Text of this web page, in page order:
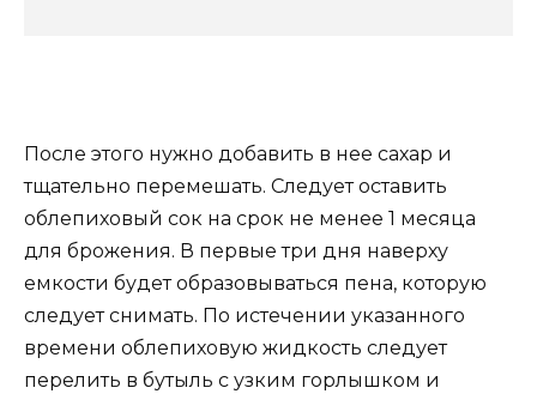
После этого нужно добавить в нее сахар и
тщательно перемешать. Следует оставить
облепиховый сок на срок не менее 1 месяца
для брожения. В первые три дня наверху
емкости будет образовываться пена, которую
следует снимать. По истечении указанного
времени облепиховую жидкость следует
перелить в бутыль с узким горлышком и